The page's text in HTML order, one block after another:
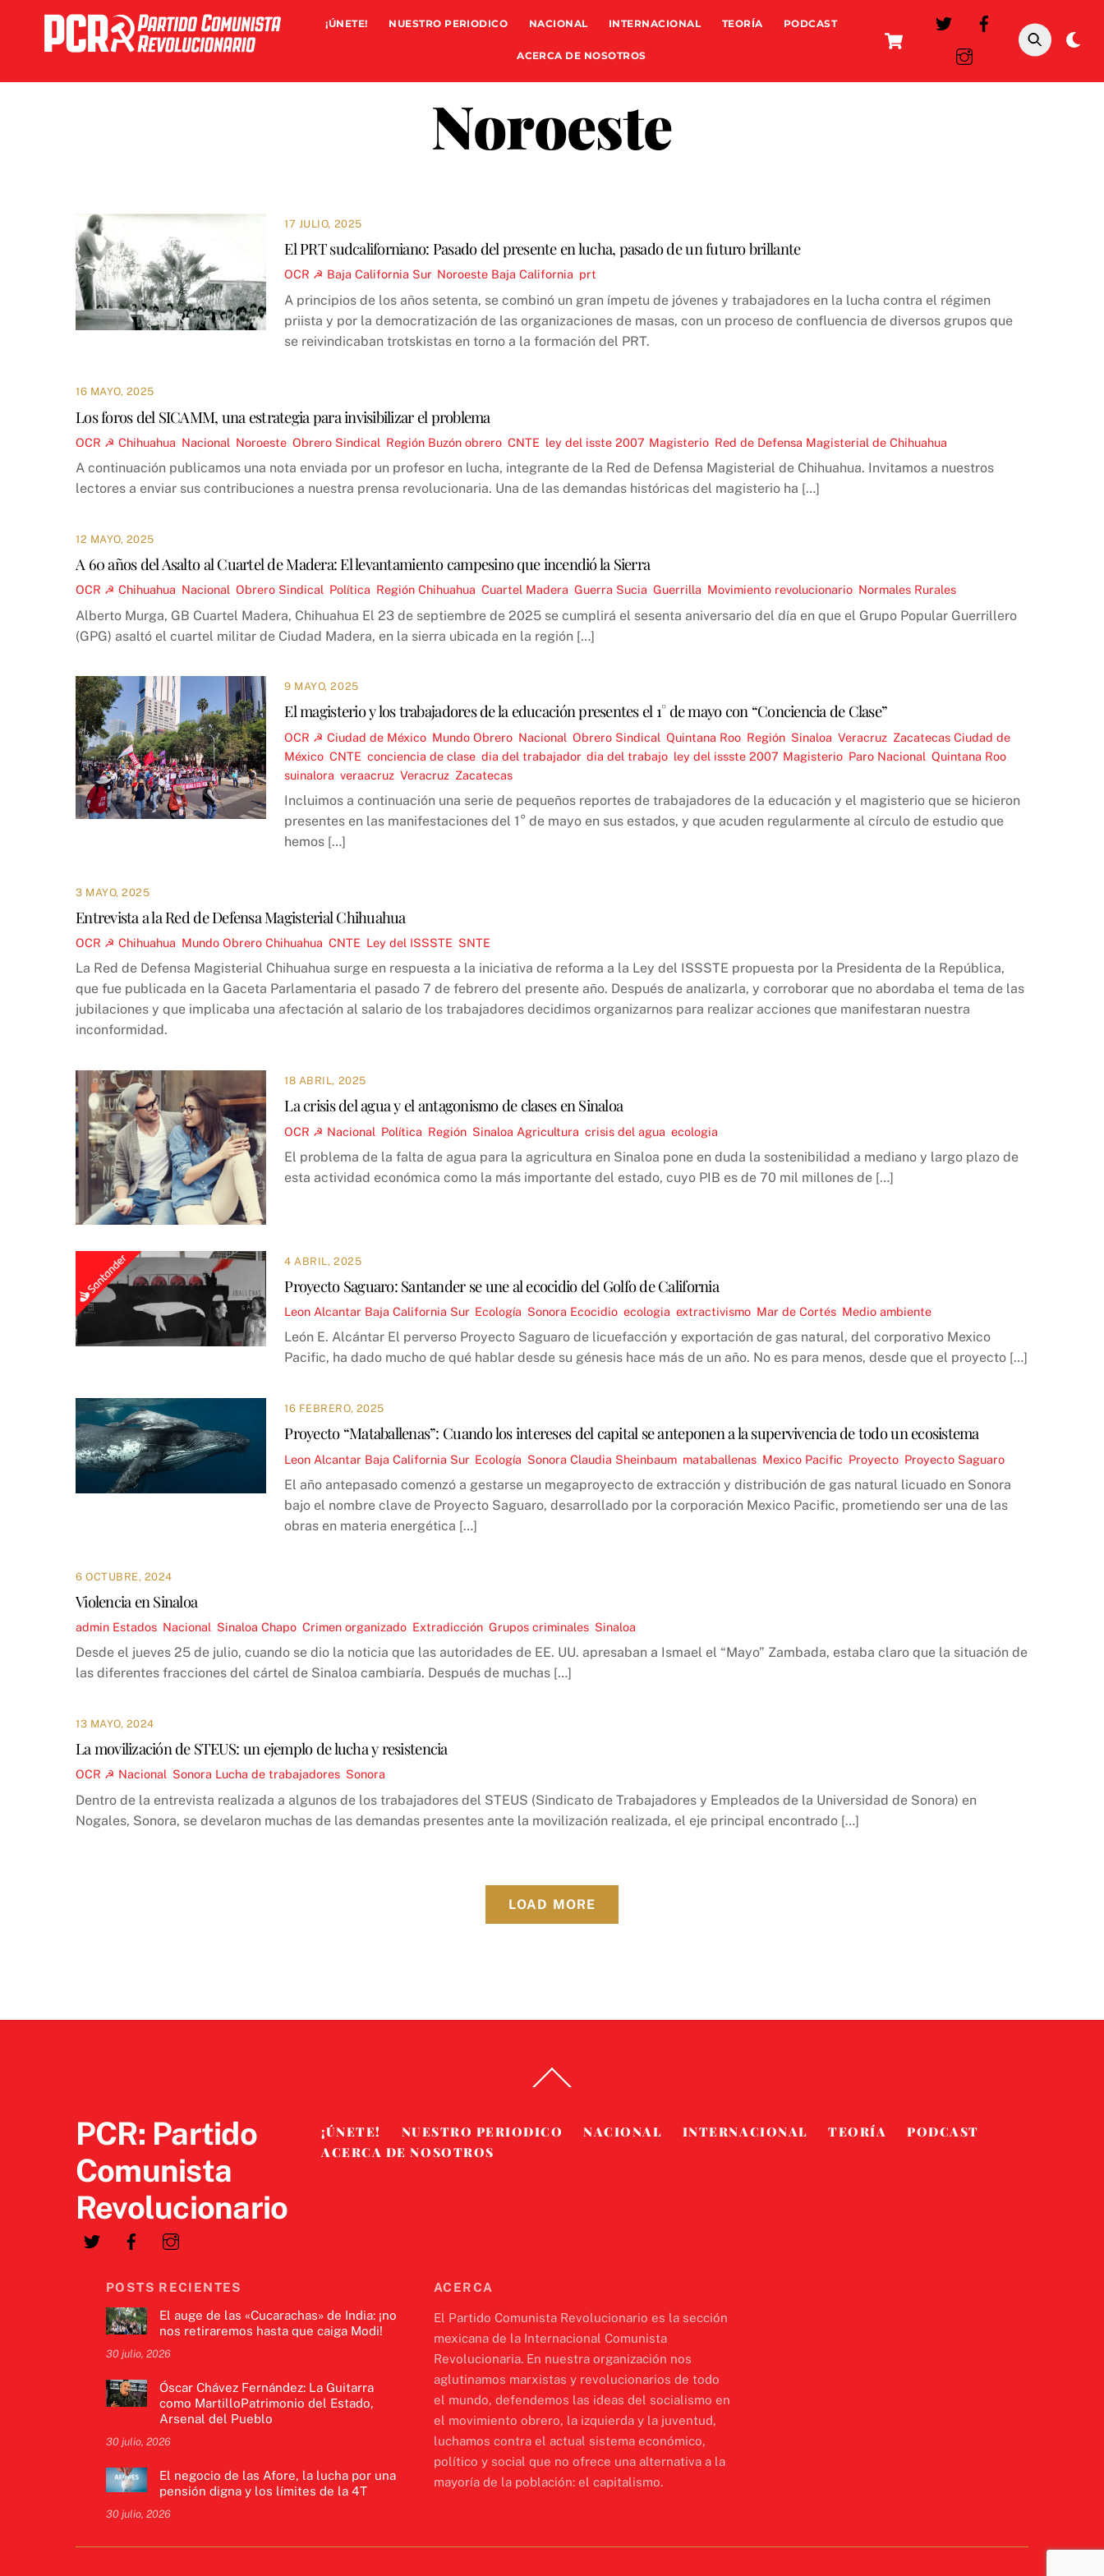
content
Cart
¡ÚNETE! NUESTRO PERIODICO NACIONAL INTERNACIONAL TEORÍA PODCAST
ACERCA DE NOSOTROS
Noroeste
17 JULIO, 2025
El PRT sudcaliforniano: Pasado del presente en lucha, pasado de un futuro brillante
OCR ☭ Baja California Sur, Noroeste Baja California prt
A principios de los años setenta, se combinó un gran ímpetu de jóvenes y trabajadores en la lucha contra el régimen
priista y por la democratización de las organizaciones de masas, con un proceso de confluencia de diversos grupos que
se reivindicaban trotskistas en torno a la formación del PRT.
16 MAYO, 2025
Los foros del SICAMM, una estrategia para invisibilizar el problema
OCR ☭ Chihuahua Nacional Noroeste Obrero Sindical Región Buzón obrero CNTE ley del isste 2007, Magisterio Red de Defensa Magisterial de Chihuahua
A continuación publicamos una nota enviada por un profesor en lucha, integrante de la Red de Defensa Magisterial de Chihuahua. Invitamos a nuestros
lectores a enviar sus contribuciones a nuestra prensa revolucionaria. Una de las demandas históricas del magisterio ha […]
12 MAYO, 2025
A 60 años del Asalto al Cuartel de Madera: El levantamiento campesino que incendió la Sierra
OCR ☭ Chihuahua Nacional Obrero Sindical Política Región Chihuahua Cuartel Madera Guerra Sucia Guerrilla Movimiento revolucionario Normales Rurales
Alberto Murga, GB Cuartel Madera, Chihuahua El 23 de septiembre de 2025 se cumplirá el sesenta aniversario del día en que el Grupo Popular Guerrillero
(GPG) asaltó el cuartel militar de Ciudad Madera, en la sierra ubicada en la región […]
9 MAYO, 2025
El magisterio y los trabajadores de la educación presentes el 1° de mayo con “Conciencia de Clase”
OCR ☭ Ciudad de México Mundo Obrero Nacional ,Obrero Sindical ,Quintana Roo Región Sinaloa ,Veracruz Zacatecas Ciudad de
México ,CNTE ,conciencia de clase ,dia del trabajador,dia del trabajo ley del issste 2007, Magisterio Paro Nacional ,Quintana Roo
suinalora ,veraacruz ,Veracruz Zacatecas
Incluimos a continuación una serie de pequeños reportes de trabajadores de la educación y el magisterio que se hicieron
presentes en las manifestaciones del 1° de mayo en sus estados, y que acuden regularmente al círculo de estudio que
hemos […]
3 MAYO, 2025
Entrevista a la Red de Defensa Magisterial Chihuahua
OCR ☭ Chihuahua Mundo Obrero Chihuahua CNTE Ley del ISSSTE SNTE
La Red de Defensa Magisterial Chihuahua surge en respuesta a la iniciativa de reforma a la Ley del ISSSTE propuesta por la Presidenta de la República,
que fue publicada en la Gaceta Parlamentaria el pasado 7 de febrero del presente año. Después de analizarla, y corroborar que no abordaba el tema de las
jubilaciones y que implicaba una afectación al salario de los trabajadores decidimos organizarnos para realizar acciones que manifestaran nuestra
inconformidad.
18 ABRIL, 2025
La crisis del agua y el antagonismo de clases en Sinaloa
OCR ☭ Nacional Política Región Sinaloa Agricultura ,crisis del agua ,ecologia
El problema de la falta de agua para la agricultura en Sinaloa pone en duda la sostenibilidad a mediano y largo plazo de
esta actividad económica como la más importante del estado, cuyo PIB es de 70 mil millones de […]
4 ABRIL, 2025
Proyecto Saguaro: Santander se une al ecocidio del Golfo de California
Leon Alcantar Baja California Sur, Ecología Sonora Ecocidio ,ecologia ,extractivismo Mar de Cortés Medio ambiente
León E. Alcántar El perverso Proyecto Saguaro de licuefacción y exportación de gas natural, del corporativo Mexico
Pacific, ha dado mucho de qué hablar desde su génesis hace más de un año. No es para menos, desde que el proyecto […]
16 FEBRERO, 2025
Proyecto “Mataballenas”: Cuando los intereses del capital se anteponen a la supervivencia de todo un ecosistema
Leon Alcantar Baja California Sur, Ecología Sonora Claudia Sheinbaum mataballenas Mexico Pacific Proyecto Proyecto Saguaro
El año antepasado comenzó a gestarse un megaproyecto de extracción y distribución de gas natural licuado en Sonora
bajo el nombre clave de Proyecto Saguaro, desarrollado por la corporación Mexico Pacific, prometiendo ser una de las
obras en materia energética […]
6 OCTUBRE, 2024
Violencia en Sinaloa
admin Estados Nacional Sinaloa Chapo Crimen organizado Extradicción Grupos criminales Sinaloa
Desde el jueves 25 de julio, cuando se dio la noticia que las autoridades de EE. UU. apresaban a Ismael el “Mayo” Zambada, estaba claro que la situación de
las diferentes fracciones del cártel de Sinaloa cambiaría. Después de muchas […]
13 MAYO, 2024
La movilización de STEUS: un ejemplo de lucha y resistencia
OCR ☭ Nacional Sonora Lucha de trabajadores Sonora
Dentro de la entrevista realizada a algunos de los trabajadores del STEUS (Sindicato de Trabajadores y Empleados de la Universidad de Sonora) en
Nogales, Sonora, se develaron muchas de las demandas presentes ante la movilización realizada, el eje principal encontrado […]
LOAD MORE
To
PCR: Partido
Comunista
Revolucionario
¡ÚNETE! NUESTRO PERIODICO NACIONAL INTERNACIONAL TEORÍA
PODCAST
ACERCA DE NOSOTROS
POSTS RECIENTES
El auge de las «Cucarachas» de India: ¡no
nos retiraremos hasta que caiga Modi!
30 julio, 2026
Óscar Chávez Fernández: La Guitarra
como MartilloPatrimonio del Estado,
Arsenal del Pueblo
30 julio, 2026
El negocio de las Afore, la lucha por una
pensión digna y los límites de la 4T
30 julio, 2026
ACERCA
El Partido Comunista Revolucionario es la sección
mexicana de la Internacional Comunista
Revolucionaria. En nuestra organización nos
aglutinamos marxistas y revolucionarios de todo
el mundo, defendemos las ideas del socialismo en
el movimiento obrero, la izquierda y la juventud,
luchamos contra el actual sistema económico,
político y social que no ofrece una alternativa a la
mayoría de la población: el capitalismo.